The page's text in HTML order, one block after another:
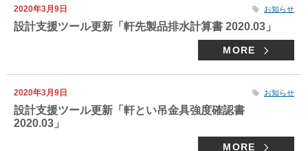
2020年3月9日 お知らせ
設計支援ツール更新「軒先製品排水計算書 2020.03」
MORE
2020年3月9日 お知らせ
設計支援ツール更新「軒とい吊金具強度確認書
2020.03」
MORE